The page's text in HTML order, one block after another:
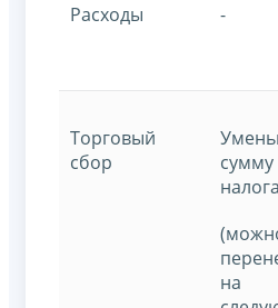
Расходы -
Торговый
сбор
сумму
налога
на